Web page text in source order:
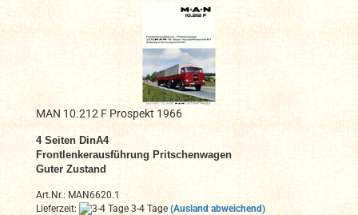
MAN 10.212 F Prospekt 1966
4 Seiten DinA4
Frontlenkerausführung Pritschenwagen
Guter Zustand
Art.Nr.: MAN6620.1
Lieferzeit:
3-4 Tage (Ausland abweichend)